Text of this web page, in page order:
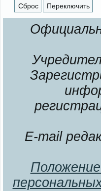
E-mail